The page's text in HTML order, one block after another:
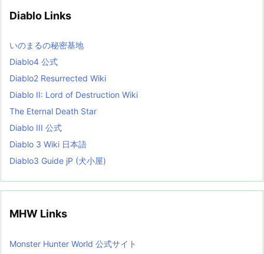
e
i
s
t
Diablo Links
いのまるの秘密基地
Diablo4 公式
Diablo2 Resurrected Wiki
Diablo II: Lord of Destruction Wiki
The Eternal Death Star
Diablo III 公式
Diablo 3 Wiki 日本語
Diablo3 Guide jP (犬小屋)
MHW Links
Monster Hunter World 公式サイト